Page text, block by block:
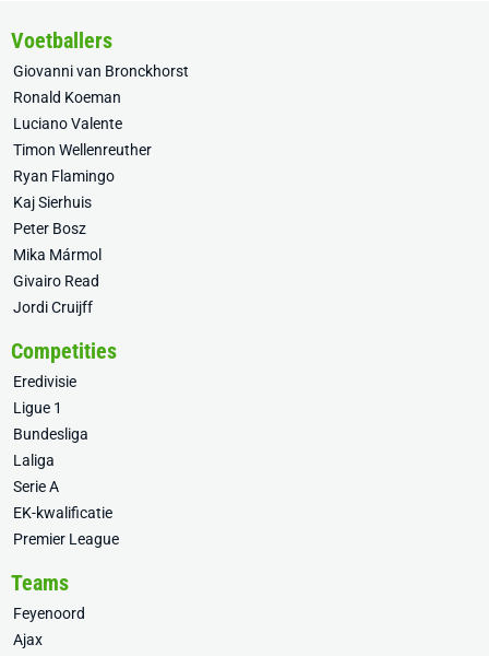
Voetballers
Giovanni van Bronckhorst
Ronald Koeman
Luciano Valente
Timon Wellenreuther
Ryan Flamingo
Kaj Sierhuis
Peter Bosz
Mika Mármol
Givairo Read
Jordi Cruijff
Competities
Eredivisie
Ligue 1
Bundesliga
Laliga
Serie A
EK-kwalificatie
Premier League
Teams
Feyenoord
Ajax